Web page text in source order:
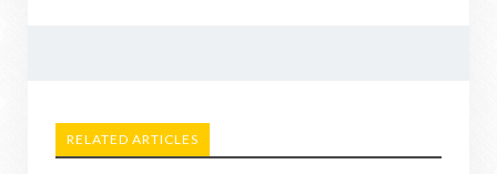
RELATED ARTICLES